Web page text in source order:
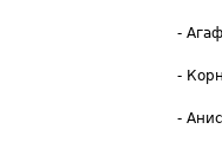
-
-
-